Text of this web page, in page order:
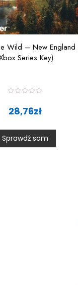
Wild – New England
Series Key)
t
0
o
u
t
28,76zł
Sprawdź sam